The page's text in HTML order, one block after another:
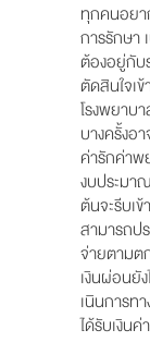
ทุกคนอยา
การรักษา
ต้องอยู่กับ
ตัดสินใจเ
โรงพยาบ
บางครั้งอ
ค่ารักค่าพ
งบประมา
ต้นจะรีบเ
สามารถป
จ่ายตามต
เงินผ่อนยั
เนินการท
ได้รับเงิน